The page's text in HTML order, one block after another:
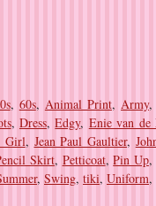
, 60s, Animal Print,Army
, Dress,Edgy, Enie van de
Girl, Jean Paul Gaultier,
Skirt, Petticoat,Pin Up,
, Swing, tiki, Uniform,